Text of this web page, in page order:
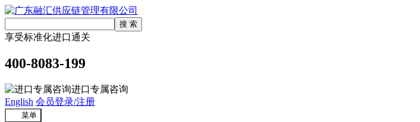
享受标准化进口通关
400-8083-199
进口专属咨询
English 会员登录/注册
菜单